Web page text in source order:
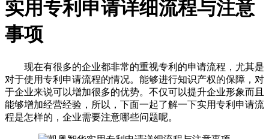
实用专利申请详细流程与注意
事项
现在有很多的企业都非常的重视专利的申请流程，尤其是
对于使用专利申请流程的情况。能够进行知识产权的保障，对
于企业来说可以增加很多的优势。不仅可以提升企业形象而且
能够增加经营经验，所以，下面一起了解一下实用专利申请流
程是怎样的，企业需要注意哪些问题呢。